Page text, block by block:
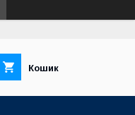
Кошик